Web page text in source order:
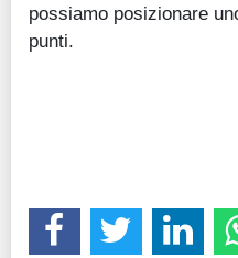
possiamo posizionare
punti.